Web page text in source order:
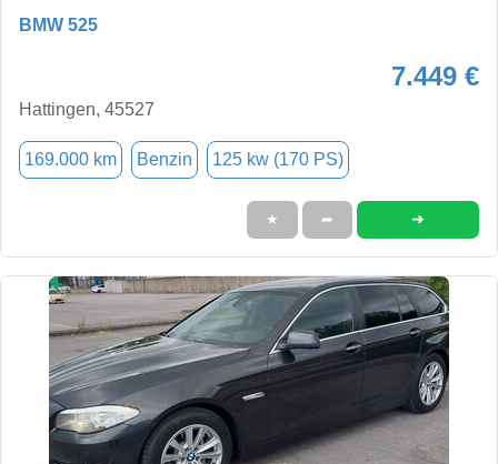
BMW 525
7.449 €
Hattingen, 45527
169.000 km Benzin 125 kw (170 PS)
★ ➦ ➜